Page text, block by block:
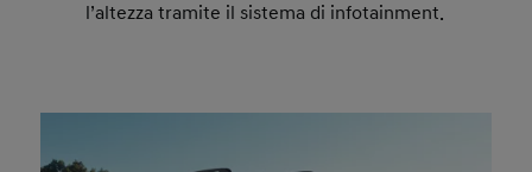
l’altezza tramite il sistema di infotainment.